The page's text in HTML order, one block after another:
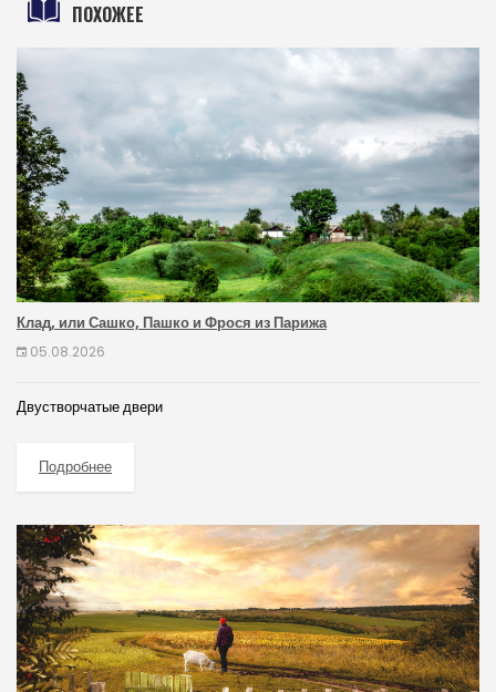
ПОХОЖЕЕ
Клад, или Сашко, Пашко и Фрося из Парижа
05.08.2026
Двустворчатые двери
Подробнее